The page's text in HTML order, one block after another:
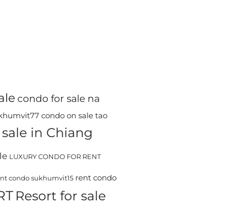
condo for sale na
condo on sale tao
in Chiang
LUXURY CONDO FOR RENT
condo sukhumvit15 rent condo
Resort for sale